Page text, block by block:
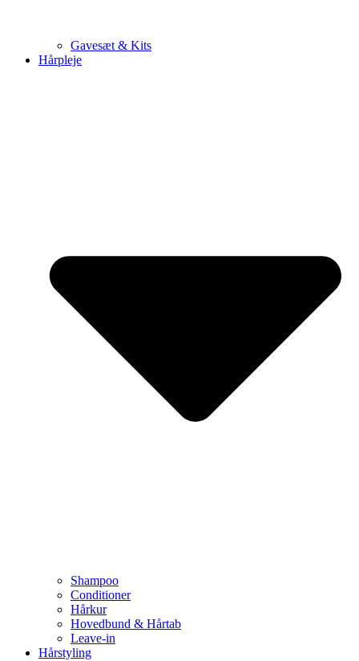
Gavesæt & Kits
Hårpleje
Shampoo
Conditioner
Hårkur
Hovedbund & Hårtab
Leave-in
Hårstyling